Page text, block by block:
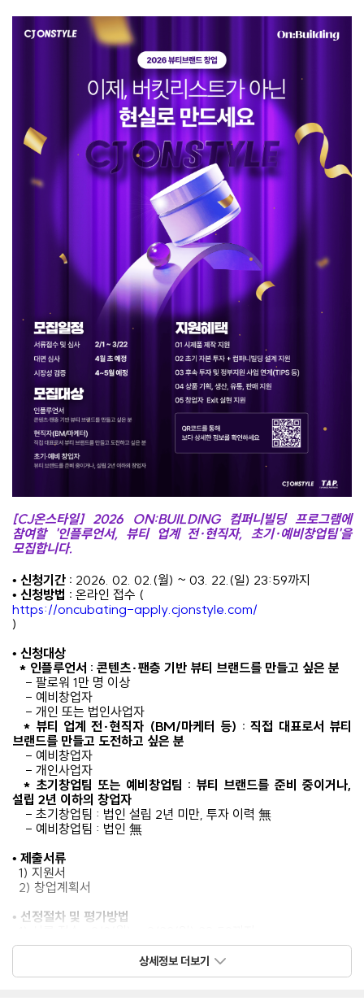
[CJ온스타일] 2026 ON:BUILDING 컴퍼니빌딩 프로그램에
참여할 '인플루언서, 뷰티 업계 전·현직자, 초기·예비창업팀'을
모집합니다.
• 신청기간 : 2026. 02. 02.(월) ~ 03. 22.(일) 23:59까지
• 신청방법 : 온라인 접수 (
https://oncubating-apply.cjonstyle.com/
)
• 신청대상
* 인플루언서 : 콘텐츠·팬층 기반 뷰티 브랜드를 만들고 싶은 분
- 팔로워 1만 명 이상
- 예비창업자
- 개인 또는 법인사업자
* 뷰티 업계 전·현직자 (BM/마케터 등) : 직접 대표로서 뷰티
브랜드를 만들고 도전하고 싶은 분
- 예비창업자
- 개인사업자
* 초기창업팀 또는 예비창업팀 : 뷰티 브랜드를 준비 중이거나,
설립 2년 이하의 창업자
- 초기창업팀 : 법인 설립 2년 미만, 투자 이력 無
- 예비창업팀 : 법인 無
• 제출서류
1) 지원서
2) 창업계획서
• 선정절차 및 평가방법
2) 대면 심사 : 4월 초
3) 시장성 검증 : 4~5월 중상세정보 더보기